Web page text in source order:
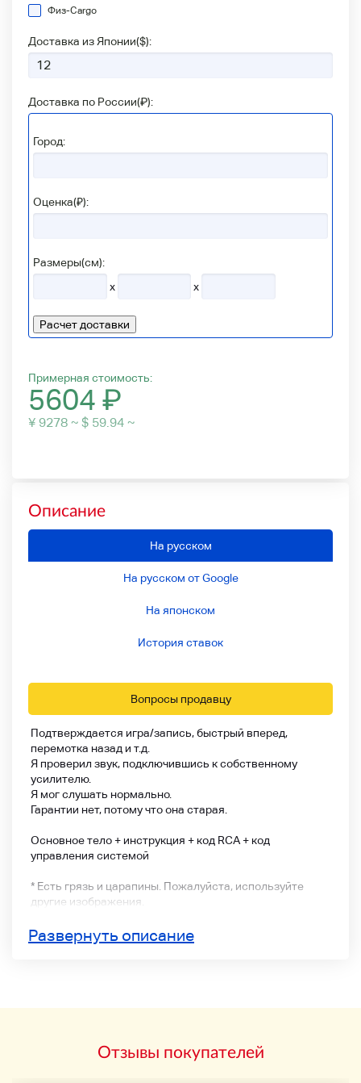
Физ-Сargo
Доставка из Японии($):
Доставка по России(₽):
Город:
Оценка(₽):
Размеры(см):
x
x
Расчет доставки
Примерная стоимость:
5604 ₽
¥ 9278 ~ $ 59.94 ~
Описание
На русском
На русском от Google
На японском
История ставок
Вопросы продавцу
Подтверждается игра/запись, быстрый вперед,
перемотка назад и т.д.
Я проверил звук, подключившись к собственному
усилителю.
Я мог слушать нормально.
Гарантии нет, потому что она старая.
Основное тело + инструкция + код RCA + код
управления системой
* Есть грязь и царапины. Пожалуйста, используйте
другие изображения.
*Перевозка планируется в 100 раз.
Развернуть описание
Отзывы покупателей